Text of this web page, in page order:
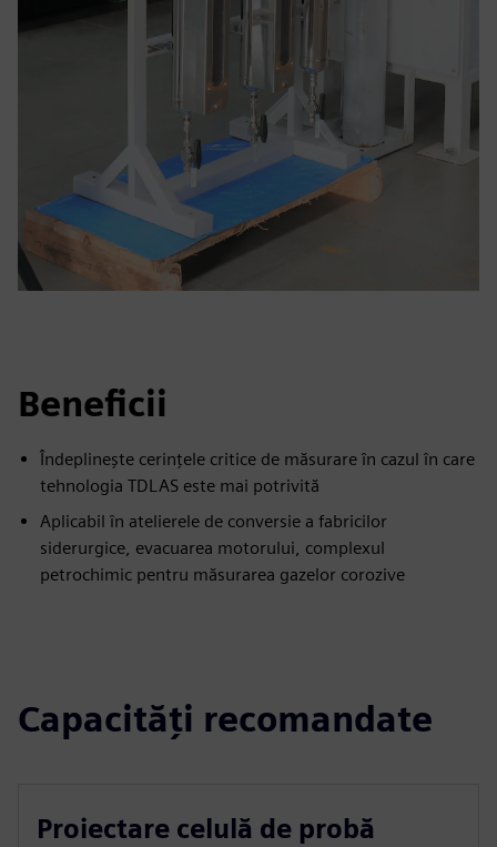
Beneficii
Îndeplinește cerințele critice de măsurare în cazul în care
tehnologia TDLAS este mai potrivită
Aplicabil în atelierele de conversie a fabricilor
siderurgice, evacuarea motorului, complexul
petrochimic pentru măsurarea gazelor corozive
Capacități recomandate
Proiectare celulă de probă